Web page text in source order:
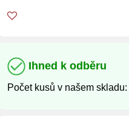
Ihned k odběru
Počet kusů v našem skladu: